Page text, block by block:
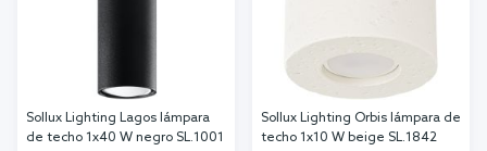
Sollux Lighting Lagos lámpara
de techo 1x40 W negro SL.1001
Sollux Lighting Orbis lámpara de
techo 1x10 W beige SL.1842